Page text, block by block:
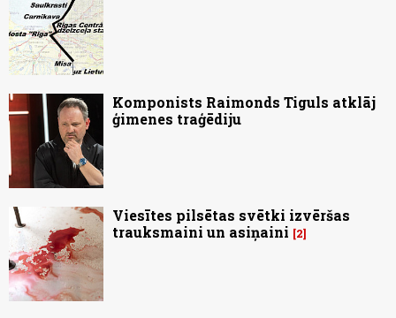
Komponists Raimonds Tiguls atklāj
ģimenes traģēdiju
Viesītes pilsētas svētki izvēršas
trauksmaini un asiņaini
2